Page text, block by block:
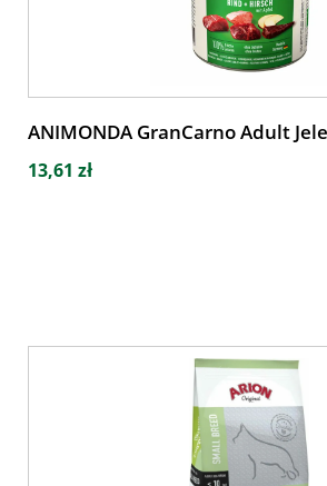
ANIMONDA GranCarno Adult
13,61 zł